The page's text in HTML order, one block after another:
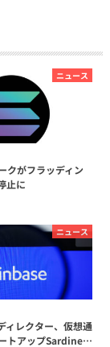
ニュース
クがフラッディン
止に
ニュース
ィレクター、仮想通
トアップSardine…